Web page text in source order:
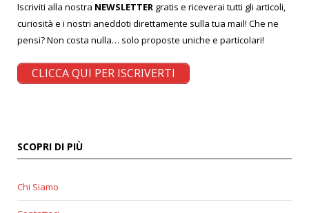
Iscriviti alla nostra NEWSLETTER gratis e riceverai tutti gli articoli,
curiosità e i nostri aneddoti direttamente sulla tua mail! Che ne
pensi? Non costa nulla… solo proposte uniche e particolari!
CLICCA QUI PER ISCRIVERTI
SCOPRI DI PIÙ
Chi Siamo